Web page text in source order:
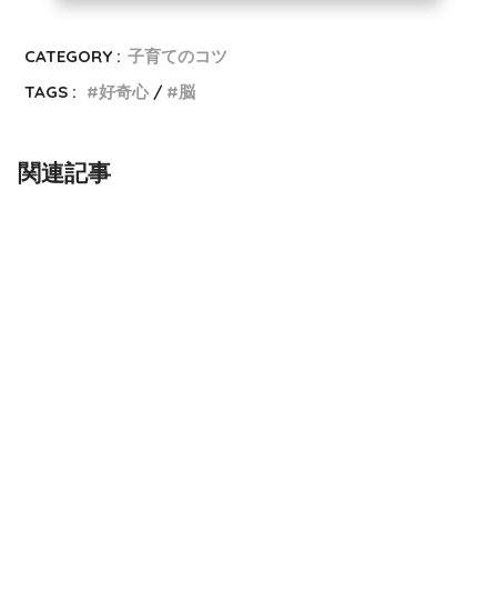
CATEGORY : 子育てのコツ
TAGS :
好奇心 脳
関連記事